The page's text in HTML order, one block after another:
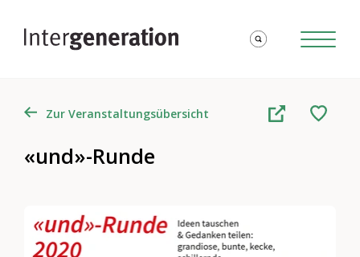
Zur Veranstaltungsübersicht
«und»-Runde